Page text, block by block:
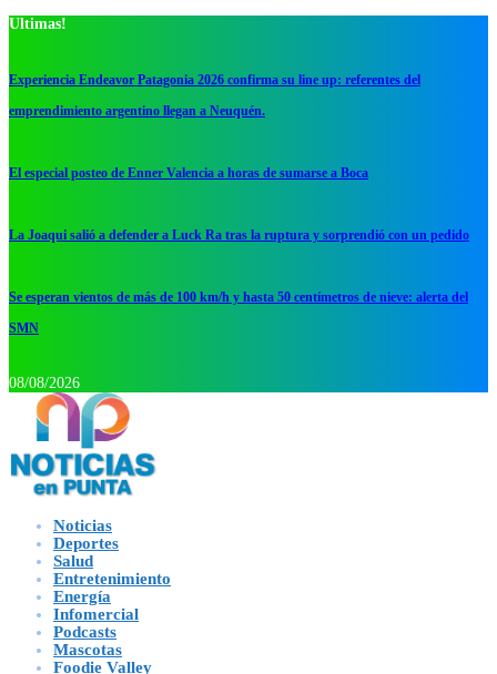
Ultimas!
Experiencia Endeavor Patagonia 2026 confirma su line up: referentes del
emprendimiento argentino llegan a Neuquén.
El especial posteo de Enner Valencia a horas de sumarse a Boca
La Joaqui salió a defender a Luck Ra tras la ruptura y sorprendió con un pedido
Se esperan vientos de más de 100 km/h y hasta 50 centímetros de nieve: alerta del
SMN
08/08/2026
Noticias
Deportes
Salud
Entretenimiento
Energía
Infomercial
Podcasts
Mascotas
Foodie Valley